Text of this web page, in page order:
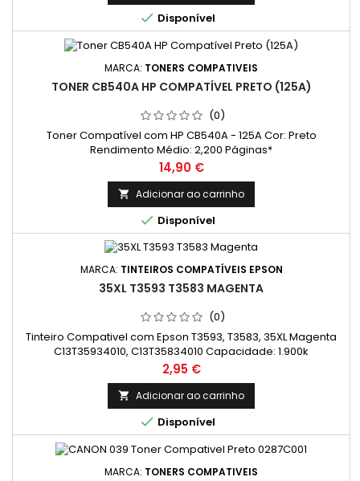
 Disponível
MARCA: TONERS COMPATIVEIS
TONER CB540A HP COMPATÍVEL PRETO (125A)
(0)
Toner Compatível com HP CB540A - 125A Cor: Preto
Rendimento Médio: 2,200 Páginas*
Preço
14,90 €
 Adicionar ao carrinho
 Disponível
MARCA: TINTEIROS COMPATÍVEIS EPSON
35XL T3593 T3583 MAGENTA
(0)
Tinteiro Compativel com Epson T3593, T3583, 35XL Magenta
C13T35934010, C13T35834010 Capacidade: 1.900k
Preço
2,95 €
 Adicionar ao carrinho
 Disponível
MARCA: TONERS COMPATIVEIS